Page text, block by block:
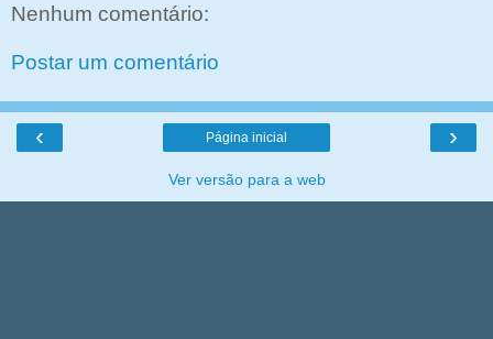
Nenhum comentário:
Postar um comentário
‹ ›
Página inicial
Ver versão para a web